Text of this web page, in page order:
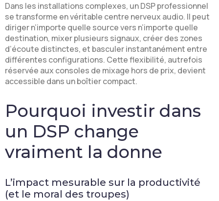
Dans les installations complexes, un DSP professionnel
se transforme en véritable centre nerveux audio. Il peut
diriger n’importe quelle source vers n’importe quelle
destination, mixer plusieurs signaux, créer des zones
d’écoute distinctes, et basculer instantanément entre
différentes configurations. Cette flexibilité, autrefois
réservée aux consoles de mixage hors de prix, devient
accessible dans un boîtier compact.
Pourquoi investir dans
un DSP change
vraiment la donne
L’impact mesurable sur la productivité
(et le moral des troupes)